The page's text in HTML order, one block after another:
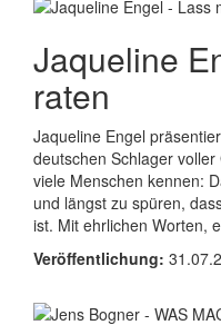
Jaqueline
raten
Jaqueline Engel
deutschen Schlager
viele Menschen kennen:
und längst zu spüren,
ist. Mit ehrlichen Worten,
Veröffentlichung: